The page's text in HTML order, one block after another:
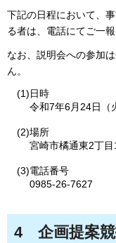
下記の日程において、
る者は、電話にてご一報
なお、説明会への参加
ん。
(1)日時
令和7年6月24日（
(2)場所
宮崎市橘通東2丁
(3)電話番号
0985-26-7627
4 企画提案